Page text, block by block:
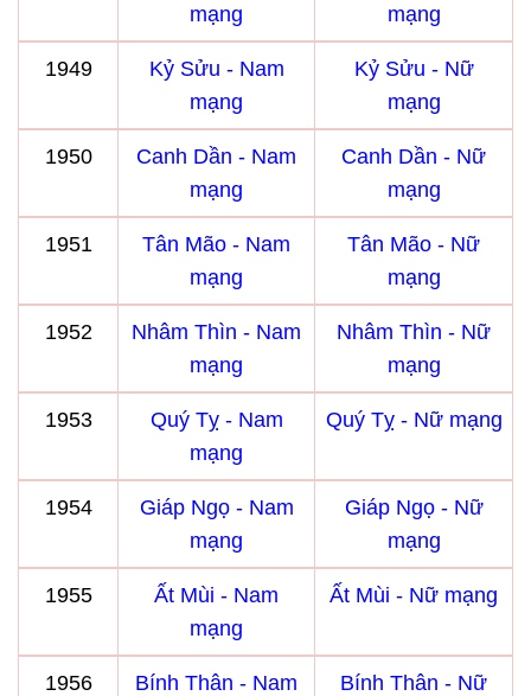
mạng
mạng
1949
Kỷ Sửu - Nam
mạng
Kỷ Sửu - Nữ
mạng
1950
Canh Dần - Nam
mạng
Canh Dần - Nữ
mạng
1951
Tân Mão - Nam
mạng
Tân Mão - Nữ
mạng
1952
Nhâm Thìn - Nam
mạng
Nhâm Thìn - Nữ
mạng
1953
Quý Tỵ - Nam
mạng
Quý Tỵ - Nữ mạng
1954
Giáp Ngọ - Nam
mạng
Giáp Ngọ - Nữ
mạng
1955
Ất Mùi - Nam
mạng
Ất Mùi - Nữ mạng
1956
Bính Thân - Nam
Bính Thân - Nữ